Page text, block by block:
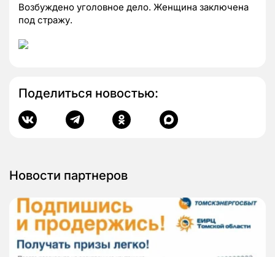
Возбуждено уголовное дело. Женщина заключена
под стражу.
Поделиться новостью:
Новости партнеров